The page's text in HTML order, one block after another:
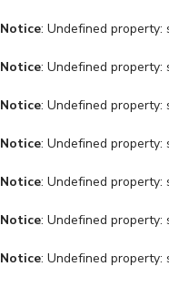
Notice: Undefined
Notice: Undefined
Notice: Undefined
Notice: Undefined
Notice: Undefined
Notice: Undefined
Notice: Undefined